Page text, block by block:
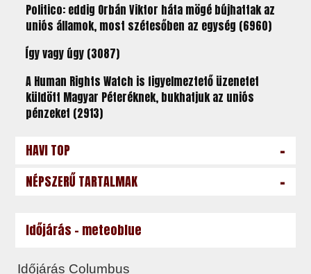
Politico: eddig Orbán Viktor háta mögé bújhattak az
uniós államok, most szétesőben az egység (6960)
Így vagy úgy (3087)
A Human Rights Watch is figyelmeztető üzenetet
küldött Magyar Péteréknek, bukhatjuk az uniós
pénzeket (2913)
HAVI TOP -
NÉPSZERŰ TARTALMAK -
Időjárás - meteoblue